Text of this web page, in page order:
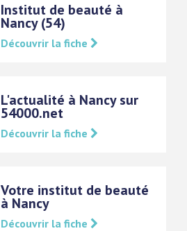
Institut de beauté à
Nancy (54)
Découvrir la fiche
L'actualité à Nancy sur
54000.net
Découvrir la fiche
Votre institut de beauté
à Nancy
Découvrir la fiche